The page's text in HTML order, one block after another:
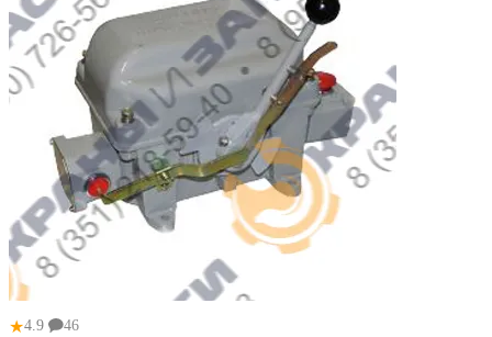
★4.9 46